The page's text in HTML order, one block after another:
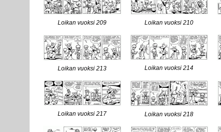
Loikan vuoksi 209 Loikan vuoksi 210
Loikan vuoksi 213 Loikan vuoksi 214
Loikan vuoksi 217 Loikan vuoksi 218